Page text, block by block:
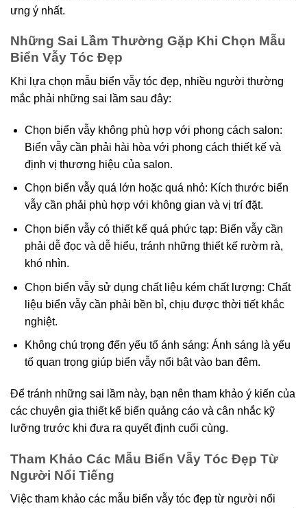
ưng ý nhất.
Những Sai Lầm Thường Gặp Khi Chọn Mẫu
Biển Vẫy Tóc Đẹp
Khi lựa chọn mẫu biển vẫy tóc đẹp, nhiều người thường
mắc phải những sai lầm sau đây:
Chọn biển vẫy không phù hợp với phong cách salon:
Biển vẫy cần phải hài hòa với phong cách thiết kế và
định vị thương hiệu của salon.
Chọn biển vẫy quá lớn hoặc quá nhỏ: Kích thước biển
vẫy cần phải phù hợp với không gian và vị trí đặt.
Chọn biển vẫy có thiết kế quá phức tạp: Biển vẫy cần
phải dễ đọc và dễ hiểu, tránh những thiết kế rườm rà,
khó nhìn.
Chọn biển vẫy sử dụng chất liệu kém chất lượng: Chất
liệu biển vẫy cần phải bền bỉ, chịu được thời tiết khắc
nghiệt.
Không chú trọng đến yếu tố ánh sáng: Ánh sáng là yếu
tố quan trọng giúp biển vẫy nổi bật vào ban đêm.
Để tránh những sai lầm này, bạn nên tham khảo ý kiến của
các chuyên gia thiết kế biển quảng cáo và cân nhắc kỹ
lưỡng trước khi đưa ra quyết định cuối cùng.
Tham Khảo Các Mẫu Biển Vẫy Tóc Đẹp Từ
Người Nổi Tiếng
Việc tham khảo các mẫu biển vẫy tóc đẹp từ người nổi